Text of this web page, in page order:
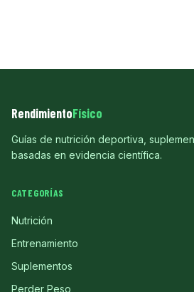
RendimientoFísico
Guías de nutrición deportiva,
basadas en evidencia científica.
CATEGORÍAS
Nutrición
Entrenamiento
Suplementos
Perder Peso